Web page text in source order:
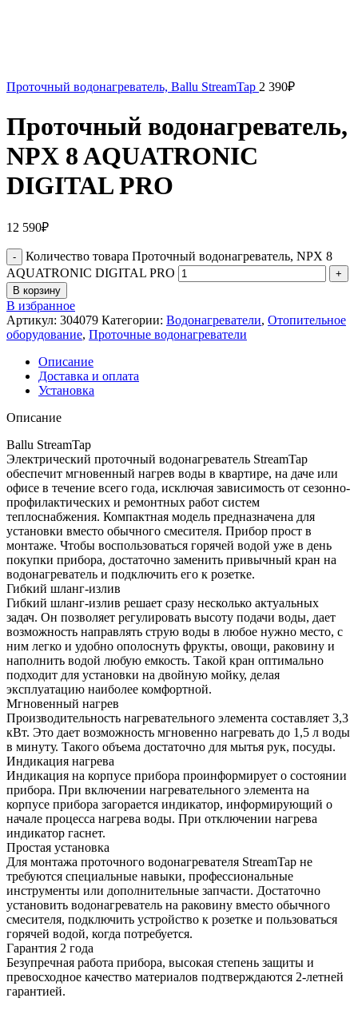
Проточный водонагреватель, Ballu StreamTap 2 390₽
Проточный водонагреватель,
NPX 8 AQUATRONIC
DIGITAL PRO
12 590₽
Количество товара Проточный водонагреватель, NPX 8
AQUATRONIC DIGITAL PRO
В корзину
В избранное
Артикул: 304079 Категории: Водонагреватели, Отопительное
оборудование, Проточные водонагреватели
Описание
Доставка и оплата
Установка
Описание
Ballu StreamTap
Электрический проточный водонагреватель StreamTap
обеспечит мгновенный нагрев воды в квартире, на даче или
офисе в течение всего года, исключая зависимость от сезонно-
профилактических и ремонтных работ систем
теплоснабжения. Компактная модель предназначена для
установки вместо обычного смесителя. Прибор прост в
монтаже. Чтобы воспользоваться горячей водой уже в день
покупки прибора, достаточно заменить привычный кран на
водонагреватель и подключить его к розетке.
Гибкий шланг-излив
Гибкий шланг-излив решает сразу несколько актуальных
задач. Он позволяет регулировать высоту подачи воды, дает
возможность направлять струю воды в любое нужно место, с
ним легко и удобно ополоснуть фрукты, овощи, раковину и
наполнить водой любую емкость. Такой кран оптимально
подходит для установки на двойную мойку, делая
эксплуатацию наиболее комфортной.
Мгновенный нагрев
Производительность нагревательного элемента составляет 3,3
кВт. Это дает возможность мгновенно нагревать до 1,5 л воды
в минуту. Такого объема достаточно для мытья рук, посуды.
Индикация нагрева
Индикация на корпусе прибора проинформирует о состоянии
прибора. При включении нагревательного элемента на
корпусе прибора загорается индикатор, информирующий о
начале процесса нагрева воды. При отключении нагрева
индикатор гаснет.
Простая установка
Для монтажа проточного водонагревателя StreamTap не
требуются специальные навыки, профессиональные
инструменты или дополнительные запчасти. Достаточно
установить водонагреватель на раковину вместо обычного
смесителя, подключить устройство к розетке и пользоваться
горячей водой, когда потребуется.
Гарантия 2 года
Безупречная работа прибора, высокая степень защиты и
превосходное качество материалов подтверждаются 2-летней
гарантией.